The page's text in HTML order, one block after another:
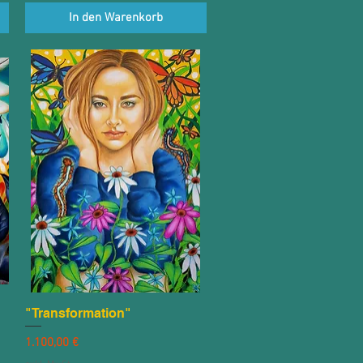
In den Warenkorb
Schnellansicht
"Transformation"
Preis
1.100,00 €